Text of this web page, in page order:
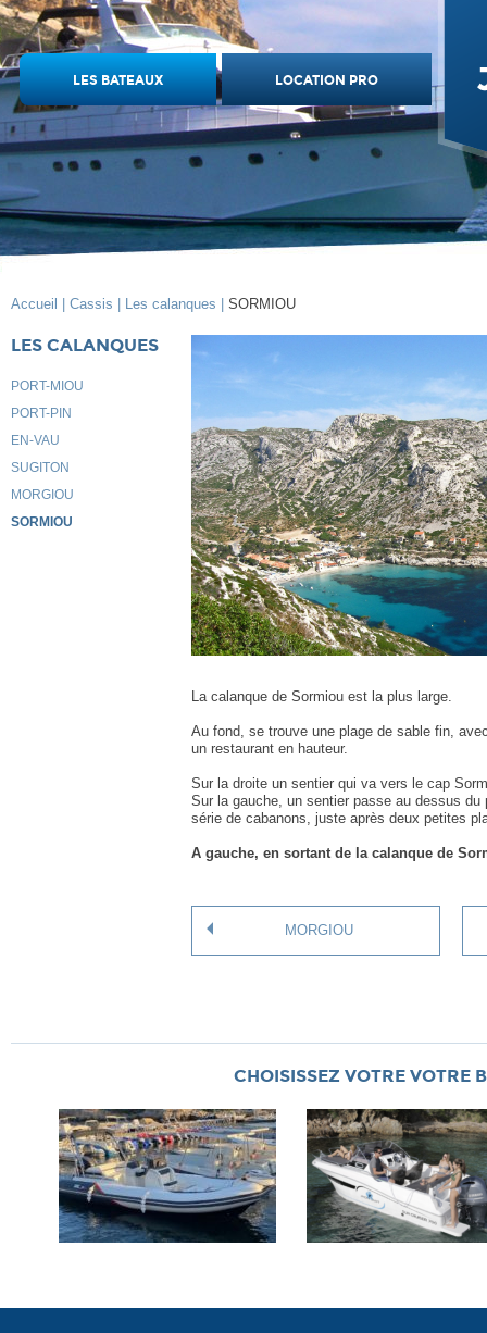
LES BATEAUX LOCATION PRO
Accueil | Cassis | Les calanques | SORMIOU
La calanque de Sormiou est la plus large.
Au fond, se trouve une plage de sable fin,
un restaurant en hauteur.
Sur la droite un sentier qui va vers le cap
Sur la gauche, un sentier passe au dessus du
série de cabanons, juste après deux petites
A gauche, en sortant de la calanque de
MORGIOU
LES CALANQUES
PORT-MIOU
PORT-PIN
EN-VAU
SUGITON
MORGIOU
SORMIOU
CHOISISSEZ VOTRE VOTRE